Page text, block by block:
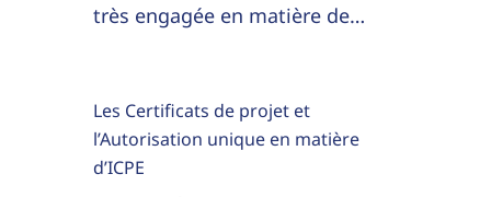
très engagée en matière de…
Les Certificats de projet et
l’Autorisation unique en matière
d’ICPE